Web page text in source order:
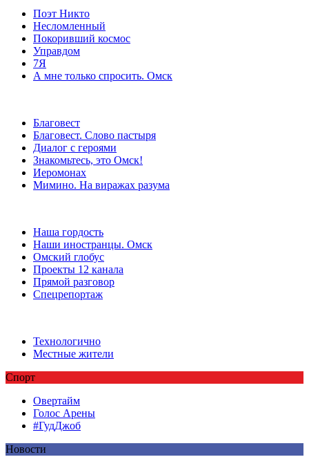
Поэт Никто
Несломленный
Покоривший космос
Управдом
7Я
А мне только спросить. Омск
Благовест
Благовест. Слово пастыря
Диалог с героями
Знакомьтесь, это Омск!
Иеромонах
Мимино. На виражах разума
Наша гордость
Наши иностранцы. Омск
Омский глобус
Проекты 12 канала
Прямой разговор
Спецрепортаж
Технологично
Местные жители
Спорт
Овертайм
Голос Арены
#ГудДжоб
Новости